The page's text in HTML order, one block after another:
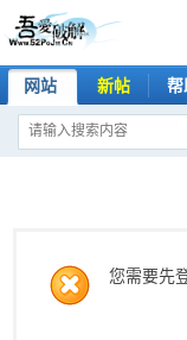
网站 新帖 帮
您需要先